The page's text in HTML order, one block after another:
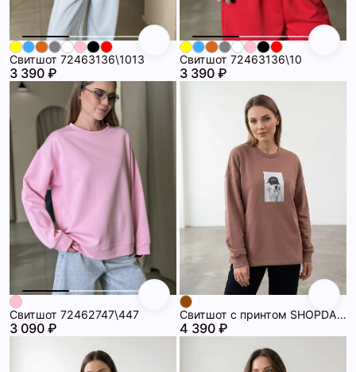
Свитшот 72463136\1013
3 390 ₽
Свитшот 72463136\10
3 390 ₽
Свитшот 72462747\447
3 090 ₽
Свитшот с принтом SHOPDAANNA 72462561\41
4 390 ₽